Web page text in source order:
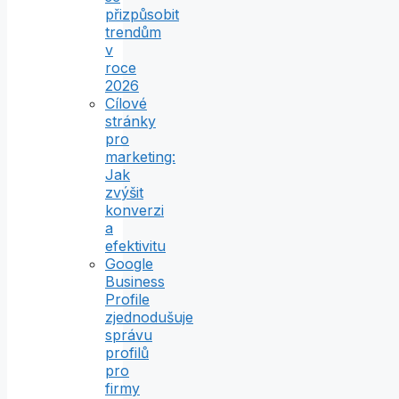
přizpůsobit
trendům
v
roce
2026
Cílové
stránky
pro
marketing:
Jak
zvýšit
konverzi
a
efektivitu
Google
Business
Profile
zjednodušuje
správu
profilů
pro
firmy